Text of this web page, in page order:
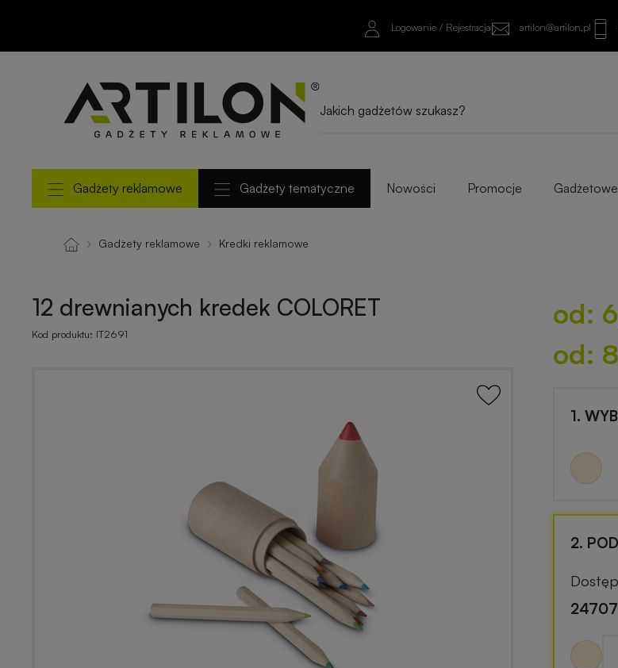
kredek COLORET
od: 6,85 zł
Logowanie / Rejestracja artilon@artilon.pl
Gadżety reklamowe Gadżety tematyczne Nowości Promocje
Gadżety reklamowe Kredki reklamowe
12 drewnianych kredek COLORET
Kod produktu: IT2691
od:
od:
1.
2.